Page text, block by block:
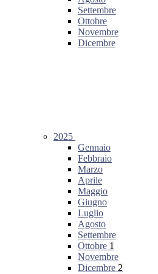
Settembre
Ottobre
Novembre
Dicembre
2025
Gennaio
Febbraio
Marzo
Aprile
Maggio
Giugno
Luglio
Agosto
Settembre
Ottobre 1
Novembre
Dicembre 2